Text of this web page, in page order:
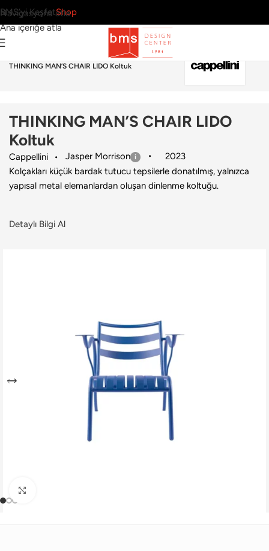
Navigasyona atla
Ana içeriğe atla
BMS’yi KeşfetShop
›Cappellini
THINKING MAN’S CHAIR LIDO Koltuk
THINKING MAN’S CHAIR LIDO
Koltuk
Cappellini Jasper Morrison
2023
Kolçakları küçük bardak tutucu tepsilerle donatılmış, yalnızca
yapısal metal elemanlardan oluşan dinlenme koltuğu.
Detaylı Bilgi Al